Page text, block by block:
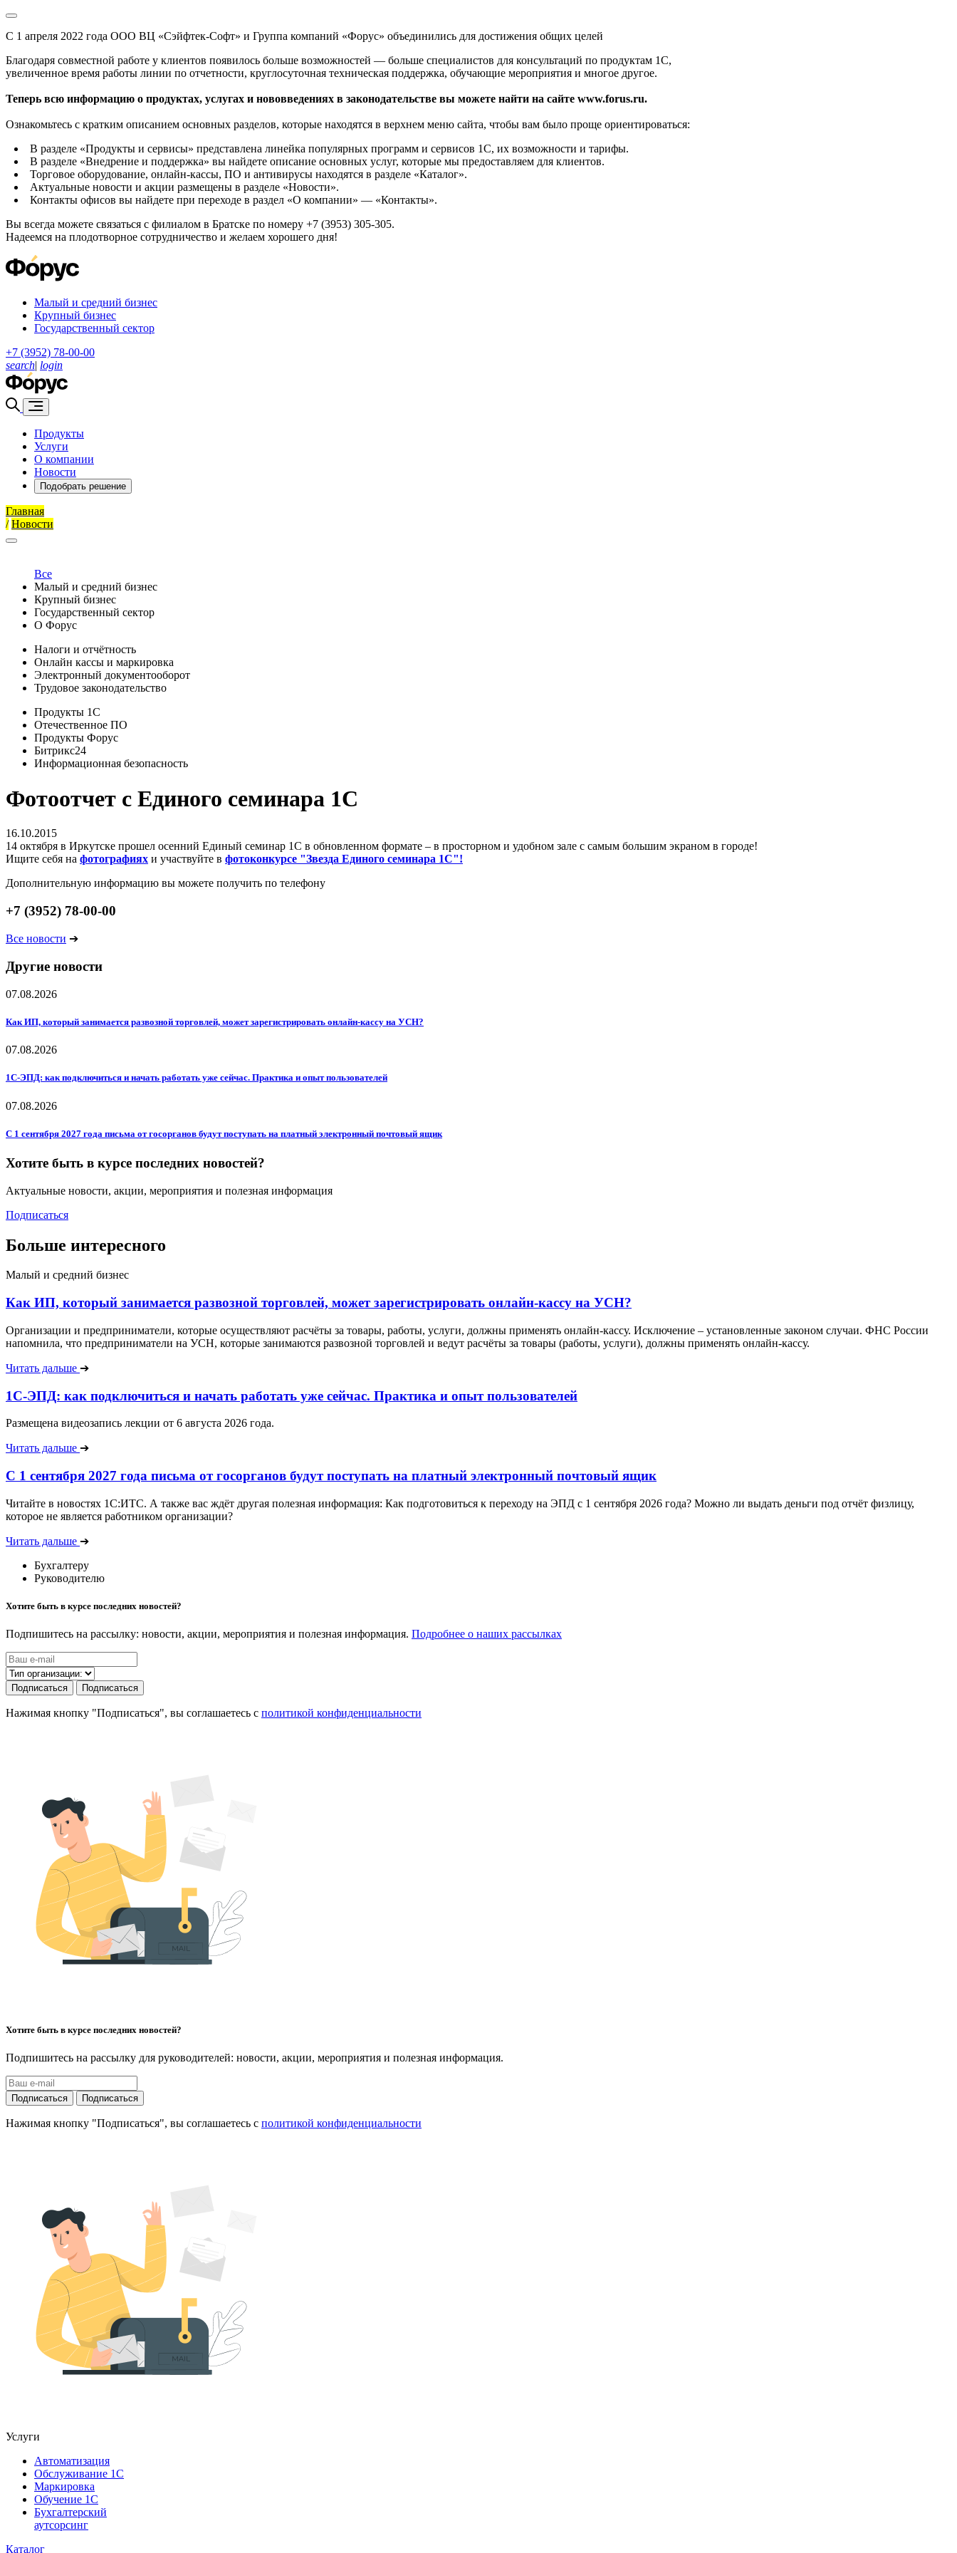
С 1 апреля 2022 года ООО ВЦ «Сэйфтек-Софт» и Группа компаний «Форус» объединились для достижения общих целей
Благодаря совместной работе у клиентов появилось больше возможностей — больше специалистов для консультаций по продуктам 1С,
увеличенное время работы линии по отчетности, круглосуточная техническая поддержка, обучающие мероприятия и многое другое.
Теперь всю информацию о продуктах, услугах и нововведениях в законодательстве вы можете найти на сайте www.forus.ru.
Ознакомьтесь с кратким описанием основных разделов, которые находятся в верхнем меню сайта, чтобы вам было проще ориентироваться:
В разделе «Продукты и сервисы» представлена линейка популярных программ и сервисов 1С, их возможности и тарифы.
В разделе «Внедрение и поддержка» вы найдете описание основных услуг, которые мы предоставляем для клиентов.
Торговое оборудование, онлайн-кассы, ПО и антивирусы находятся в разделе «Каталог».
Актуальные новости и акции размещены в разделе «Новости».
Контакты офисов вы найдете при переходе в раздел «О компании» — «Контакты».
Вы всегда можете связаться с филиалом в Братске по номеру +7 (3953) 305-305.
Надеемся на плодотворное сотрудничество и желаем хорошего дня!
Малый и средний бизнес
Крупный бизнес
Государственный сектор
+7 (3952) 78-00-00
search| login
Продукты
Услуги
О компании
Новости
Подобрать решение
Главная
/ Новости
Все
Малый и средний бизнес
Крупный бизнес
Государственный сектор
О Форус
Налоги и отчётность
Онлайн кассы и маркировка
Электронный документооборот
Трудовое законодательство
Продукты 1С
Отечественное ПО
Продукты Форус
Битрикс24
Информационная безопасность
Фотоотчет с Единого семинара 1С
16.10.2015
14 октября в Иркутске прошел осенний Единый семинар 1С в обновленном формате – в просторном и удобном зале с самым большим экраном в городе!
Ищите себя на фотографиях и участвуйте в фотоконкурсе "Звезда Единого семинара 1С"!
Дополнительную информацию вы можете получить по телефону
+7 (3952) 78-00-00
Все новости ➔
Другие новости
07.08.2026
Как ИП, который занимается развозной торговлей, может зарегистрировать онлайн-кассу на УСН?
07.08.2026
1С-ЭПД: как подключиться и начать работать уже сейчас. Практика и опыт пользователей
07.08.2026
С 1 сентября 2027 года письма от госорганов будут поступать на платный электронный почтовый ящик
Хотите быть в курсе последних новостей?
Актуальные новости, акции, мероприятия и полезная информация
Подписаться
Больше интересного
Малый и средний бизнес
Как ИП, который занимается развозной торговлей, может зарегистрировать онлайн-кассу на УСН?
Организации и предприниматели, которые осуществляют расчёты за товары, работы, услуги, должны применять онлайн-кассу. Исключение – установленные законом случаи. ФНС России
напомнила, что предприниматели на УСН, которые занимаются развозной торговлей и ведут расчёты за товары (работы, услуги), должны применять онлайн-кассу.
Читать дальше ➔
1С-ЭПД: как подключиться и начать работать уже сейчас. Практика и опыт пользователей
Размещена видеозапись лекции от 6 августа 2026 года.
Читать дальше ➔
С 1 сентября 2027 года письма от госорганов будут поступать на платный электронный почтовый ящик
Читайте в новостях 1С:ИТС. А также вас ждёт другая полезная информация: Как подготовиться к переходу на ЭПД с 1 сентября 2026 года? Можно ли выдать деньги под отчёт физлицу,
которое не является работником организации?
Читать дальше ➔
Бухгалтеру
Руководителю
Хотите быть в курсе последних новостей?
Подпишитесь на рассылку: новости, акции, мероприятия и полезная информация. Подробнее о наших рассылках
Подписаться Подписаться
Нажимая кнопку "Подписаться", вы соглашаетесь с политикой конфиденциальности
Хотите быть в курсе последних новостей?
Подпишитесь на рассылку для руководителей: новости, акции, мероприятия и полезная информация.
Подписаться Подписаться
Нажимая кнопку "Подписаться", вы соглашаетесь с политикой конфиденциальности
Услуги
Автоматизация
Обслуживание 1С
Маркировка
Обучение 1С
Бухгалтерский
аутсорсинг
Каталог